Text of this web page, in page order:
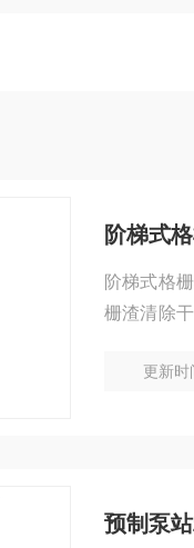
阶梯式
阶梯式格
栅渣清除
上将整
更新时
预制泵